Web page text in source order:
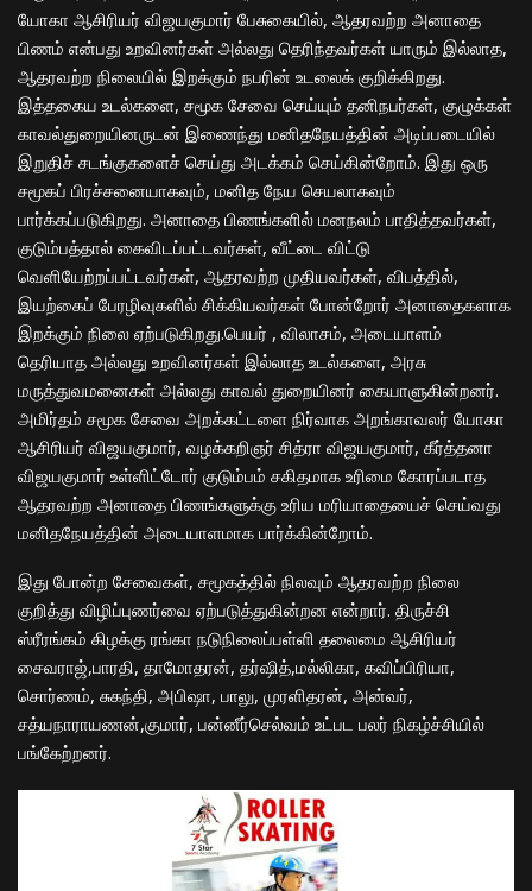
யோகா ஆசிரியர் விஜயகுமார் பேசுகையில், ஆதரவற்ற அனாதை
பிணம் என்பது உறவினர்கள் அல்லது தெரிந்தவர்கள் யாரும் இல்லாத,
ஆதரவற்ற நிலையில் இறக்கும் நபரின் உடலைக் குறிக்கிறது.
இத்தகைய உடல்களை, சமூக சேவை செய்யும் தனிநபர்கள், குழுக்கள்
காவல்துறையினருடன் இணைந்து மனிதநேயத்தின் அடிப்படையில்
இறுதிச் சடங்குகளைச் செய்து அடக்கம் செய்கின்றோம். இது ஒரு
சமூகப் பிரச்சனையாகவும், மனித நேய செயலாகவும்
பார்க்கப்படுகிறது. அனாதை பிணங்களில் மனநலம் பாதித்தவர்கள்,
குடும்பத்தால் கைவிடப்பட்டவர்கள், வீட்டை விட்டு
வெளியேற்றப்பட்டவர்கள், ஆதரவற்ற முதியவர்கள், விபத்தில்,
இயற்கைப் பேரழிவுகளில் சிக்கியவர்கள் போன்றோர் அனாதைகளாக
இறக்கும் நிலை ஏற்படுகிறது.பெயர் , விலாசம், அடையாளம்
தெரியாத அல்லது உறவினர்கள் இல்லாத உடல்களை, அரசு
மருத்துவமனைகள் அல்லது காவல் துறையினர் கையாளுகின்றனர்.
அமிர்தம் சமூக சேவை அறக்கட்டளை நிர்வாக அறங்காவலர் யோகா
ஆசிரியர் விஜயகுமார், வழக்கறிஞர் சித்ரா விஜயகுமார், கீர்த்தனா
விஜயகுமார் உள்ளிட்டோர் குடும்பம் சகிதமாக உரிமை கோரப்படாத
ஆதரவற்ற அனாதை பிணங்களுக்கு உரிய மரியாதையைச் செய்வது
மனிதநேயத்தின் அடையாளமாக பார்க்கின்றோம்.
இது போன்ற சேவைகள், சமூகத்தில் நிலவும் ஆதரவற்ற நிலை
குறித்து விழிப்புணர்வை ஏற்படுத்துகின்றன என்றார். திருச்சி
ஸ்ரீரங்கம் கிழக்கு ரங்கா நடுநிலைப்பள்ளி தலைமை ஆசிரியர்
சைவராஜ்,பாரதி, தாமோதரன், தர்ஷித்,மல்லிகா, கவிப்பிரியா,
சொர்ணம், சுகந்தி, அபிஷா, பாலு, முரளிதரன், அன்வர்,
சத்யநாராயணன்,குமார், பன்னீர்செல்வம் உட்பட பலர் நிகழ்ச்சியில்
பங்கேற்றனர்.